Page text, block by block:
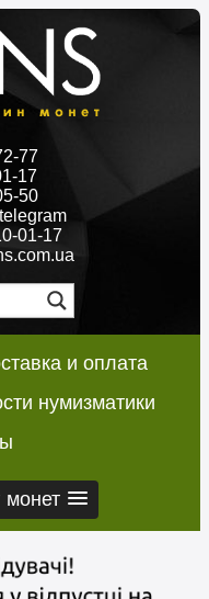
77
17
50
01-17
и оплата
нумизматики
монет